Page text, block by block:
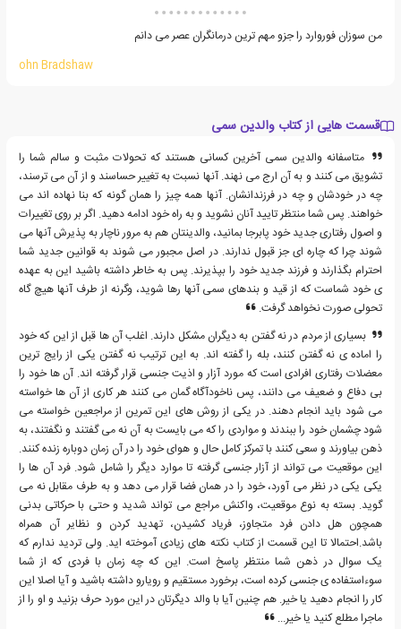
من سوزان فوروارد را جزو مهم ترین درمانگران عصر می دانم
ohn Bradshaw
قسمت هایی از کتاب والدین سمی
متاسفانه والدین سمی آخرین کسانی هستند که تحولات مثبت و سالم شما را
تشویق می کنند و به آن ارج می نهند. آنها نسبت به تغییر حساسند و از آن می ترسند،
چه در خودشان و چه در فرزندانشان. آنها همه چیز را همان گونه که بنا نهاده اند می
خواهند. پس شما منتظر تایید آنان نشوید و به راه خود ادامه دهید. اگر بر روی تغییرات
و اصول رفتاری جدید خود پابرجا بمانید، والدینتان هم به مرور ناچار به پذیرش آنها می
شوند چرا که چاره ای جز قبول ندارند. در اصل مجبور می شوند به قوانین جدید شما
احترام بگذارند و فرزند جدید خود را بپذیرند. پس به خاطر داشته باشید این به عهده
ی خود شماست که از قید و بندهای سمی آنها رها شوید، وگرنه از طرف آنها هیچ گاه
تحولی صورت نخواهد گرفت.
بسیاری از مردم در نه گفتن به دیگران مشکل دارند. اغلب آن ها قبل از این که خود
را اماده ی نه گفتن کنند، بله را گفته اند. به این ترتیب نه گفتن یکی از رایج ترین
معضلات رفتاری افرادی است که مورد آزار و اذیت جنسی قرار گرفته اند. آن ها خود را
بی دفاع و ضعیف می دانند، پس ناخودآگاه گمان می کنند هر کاری از آن ها خواسته
می شود باید انجام دهند. در یکی از روش های این تمرین از مراجعین خواسته می
شود چشمان خود را ببندند و مواردی را که می بایست به آن نه می گفتند و نگفتند، به
ذهن بیاورند و سعی کنند با تمرکز کامل حال و هوای خود را در آن زمان دوباره زنده کنند.
این موقعیت می تواند از آزار جنسی گرفته تا موارد دیگر را شامل شود. فرد آن ها را
یکی یکی در نظر می آورد، خود را در همان فضا قرار می دهد و به طرف مقابل نه می
گوید. بسته به نوع موقعیت، واکنش مراجع می تواند شدید و حتی با حرکاتی بدنی
همچون هل دادن فرد متجاوز، فریاد کشیدن، تهدید کردن و نظایر آن همراه
باشد.احتمالا تا این قسمت از کتاب نکته های زیادی آموخته اید. ولی تردید ندارم که
یک سوال در ذهن شما منتظر پاسخ است. این که چه زمان با فردی که از شما
سوءاستفاده ی جنسی کرده است، برخورد مستقیم و رویارو داشته باشید و آیا اصلا این
کار را انجام دهید یا خیر. هم چنین آیا با والد دیگرتان در این مورد حرف بزنید و او را از
ماجرا مطلع کنید یا خیر...